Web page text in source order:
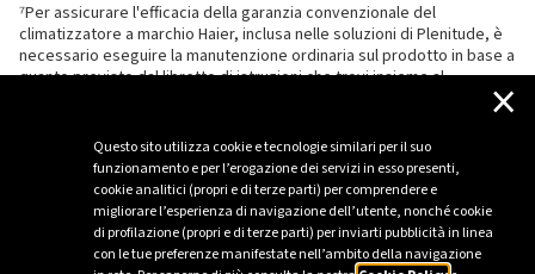
Questo sito utilizza cookie e tecnologie similari per il suo
funzionamento e per l’erogazione dei servizi in esso presenti,
cookie analitici (propri e di terze parti) per comprendere e
migliorare l’esperienza di navigazione dell’utente, nonché cookie
di profilazione (propri e di terze parti) per inviarti pubblicità in linea
con le tue preferenze manifestate nell’ambito della navigazione
×
⁷Per assicurare l'efficacia della garanzia convenzionale del
climatizzatore a marchio Haier, inclusa nelle soluzioni di Plenitude, è
necessario eseguire la manutenzione ordinaria sul prodotto in base a
quanto previsto dal libretto di istruzioni che trovi insieme al